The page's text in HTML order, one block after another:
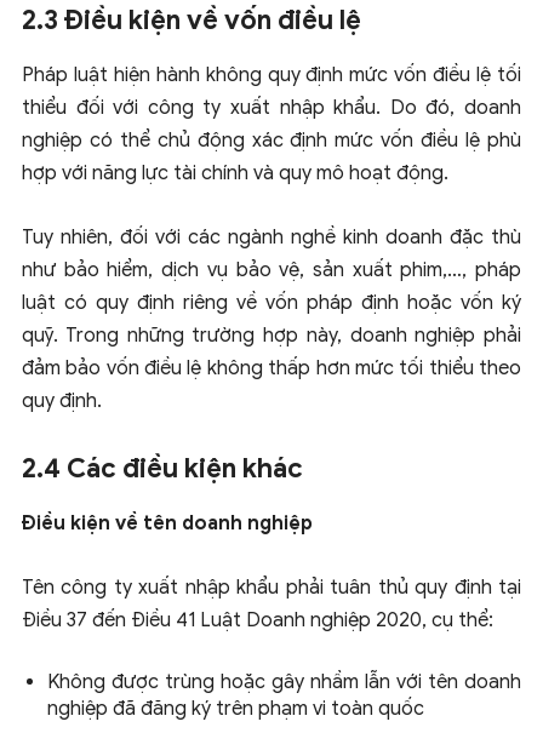
2.3 Điều kiện về vốn điều lệ
Pháp luật hiện hành không quy định mức vốn điều lệ tối
thiểu đối với công ty xuất nhập khẩu. Do đó, doanh
nghiệp có thể chủ động xác định mức vốn điều lệ phù
hợp với năng lực tài chính và quy mô hoạt động.
Tuy nhiên, đối với các ngành nghề kinh doanh đặc thù
như bảo hiểm, dịch vụ bảo vệ, sản xuất phim,…, pháp
luật có quy định riêng về vốn pháp định hoặc vốn ký
quỹ. Trong những trường hợp này, doanh nghiệp phải
đảm bảo vốn điều lệ không thấp hơn mức tối thiểu theo
quy định.
2.4 Các điều kiện khác
Điều kiện về tên doanh nghiệp
Tên công ty xuất nhập khẩu phải tuân thủ quy định tại
Điều 37 đến Điều 41 Luật Doanh nghiệp 2020, cụ thể:
Không được trùng hoặc gây nhầm lẫn với tên doanh
nghiệp đã đăng ký trên phạm vi toàn quốc